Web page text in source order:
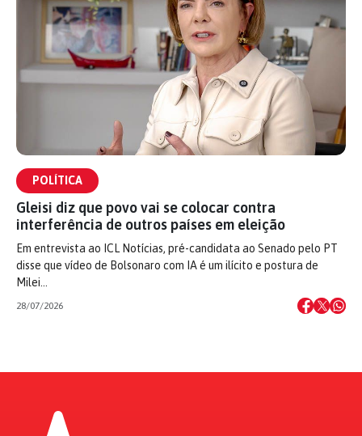
POLÍTICA
Gleisi diz que povo vai se colocar contra
interferência de outros países em eleição
Em entrevista ao ICL Notícias, pré-candidata ao Senado pelo PT
disse que vídeo de Bolsonaro com IA é um ilícito e postura de
Milei…
28/07/2026